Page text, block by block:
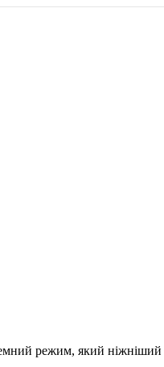
режим, який ніжніший